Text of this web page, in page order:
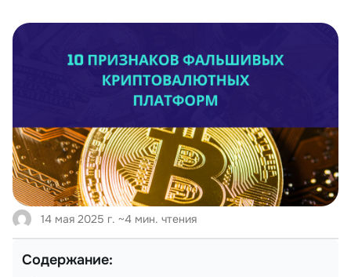
14 мая 2025 г. ~4 мин. чтения
Содержание: